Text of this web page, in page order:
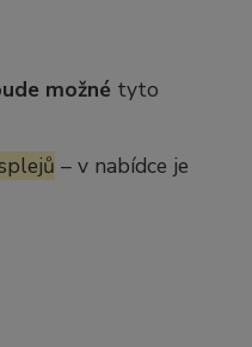
možné tyto
– v nabídce je